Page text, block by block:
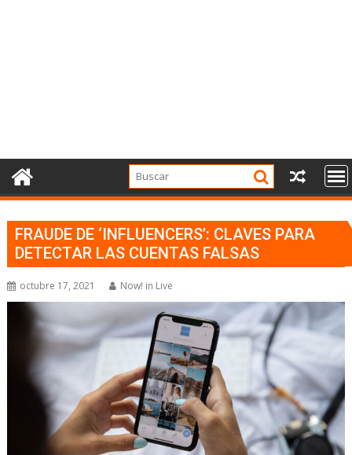
FRAUDE DE ‘INFLUENCERS’: CLAVES PARA
DETECTAR LAS CUENTAS FALSAS
octubre 17, 2021 Now! in Live